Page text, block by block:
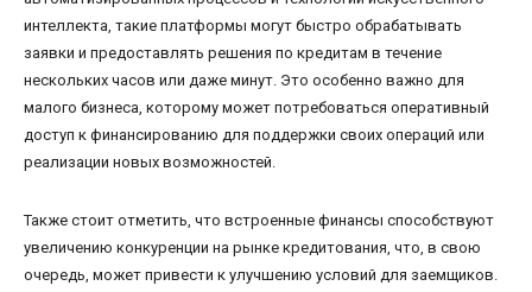
интеллекта, такие платформы могут быстро обрабатывать
заявки и предоставлять решения по кредитам в течение
нескольких часов или даже минут. Это особенно важно для
малого бизнеса, которому может потребоваться оперативный
доступ к финансированию для поддержки своих операций или
реализации новых возможностей.
Также стоит отметить, что встроенные финансы способствуют
увеличению конкуренции на рынке кредитования, что, в свою
очередь, может привести к улучшению условий для заемщиков.